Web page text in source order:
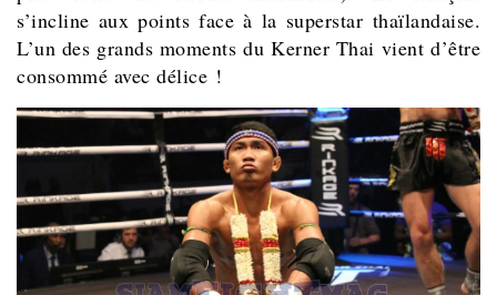
s’incline aux points face à la superstar thaïlandaise.
L’un des grands moments du Kerner Thai vient d’être
consommé avec délice !